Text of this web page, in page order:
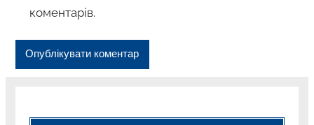
коментарів.